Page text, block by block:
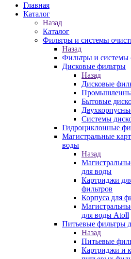
Главная
Каталог
Назад
Каталог
Фильтры и системы
Назад
Фильтры и системы
Дисковые фильтры
Назад
Дисковые
Бытовые
Системы
Гидроциклонные
Магистральные
воды
Назад
для воды
Картриджи
фильтров
Корпуса для
для воды Atoll
Питьевые фильтры
Назад
Питьевые
Картриджи и